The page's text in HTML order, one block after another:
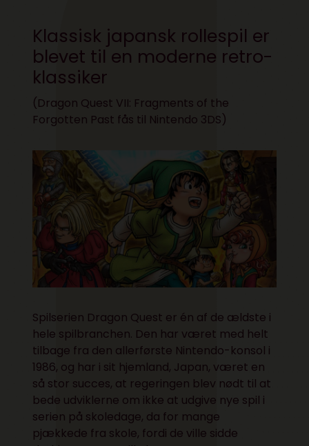
Klassisk japansk rollespil er
blevet til en moderne retro-
klassiker
(Dragon Quest VII: Fragments of the
Forgotten Past fås til Nintendo 3DS)
Spilserien Dragon Quest er én af de ældste i
hele spilbranchen. Den har været med helt
tilbage fra den allerførste Nintendo-konsol i
1986, og har i sit hjemland, Japan, været en
så stor succes, at regeringen blev nødt til at
bede udviklerne om ikke at udgive nye spil i
serien på skoledage, da for mange
pjækkede fra skole, fordi de ville sidde